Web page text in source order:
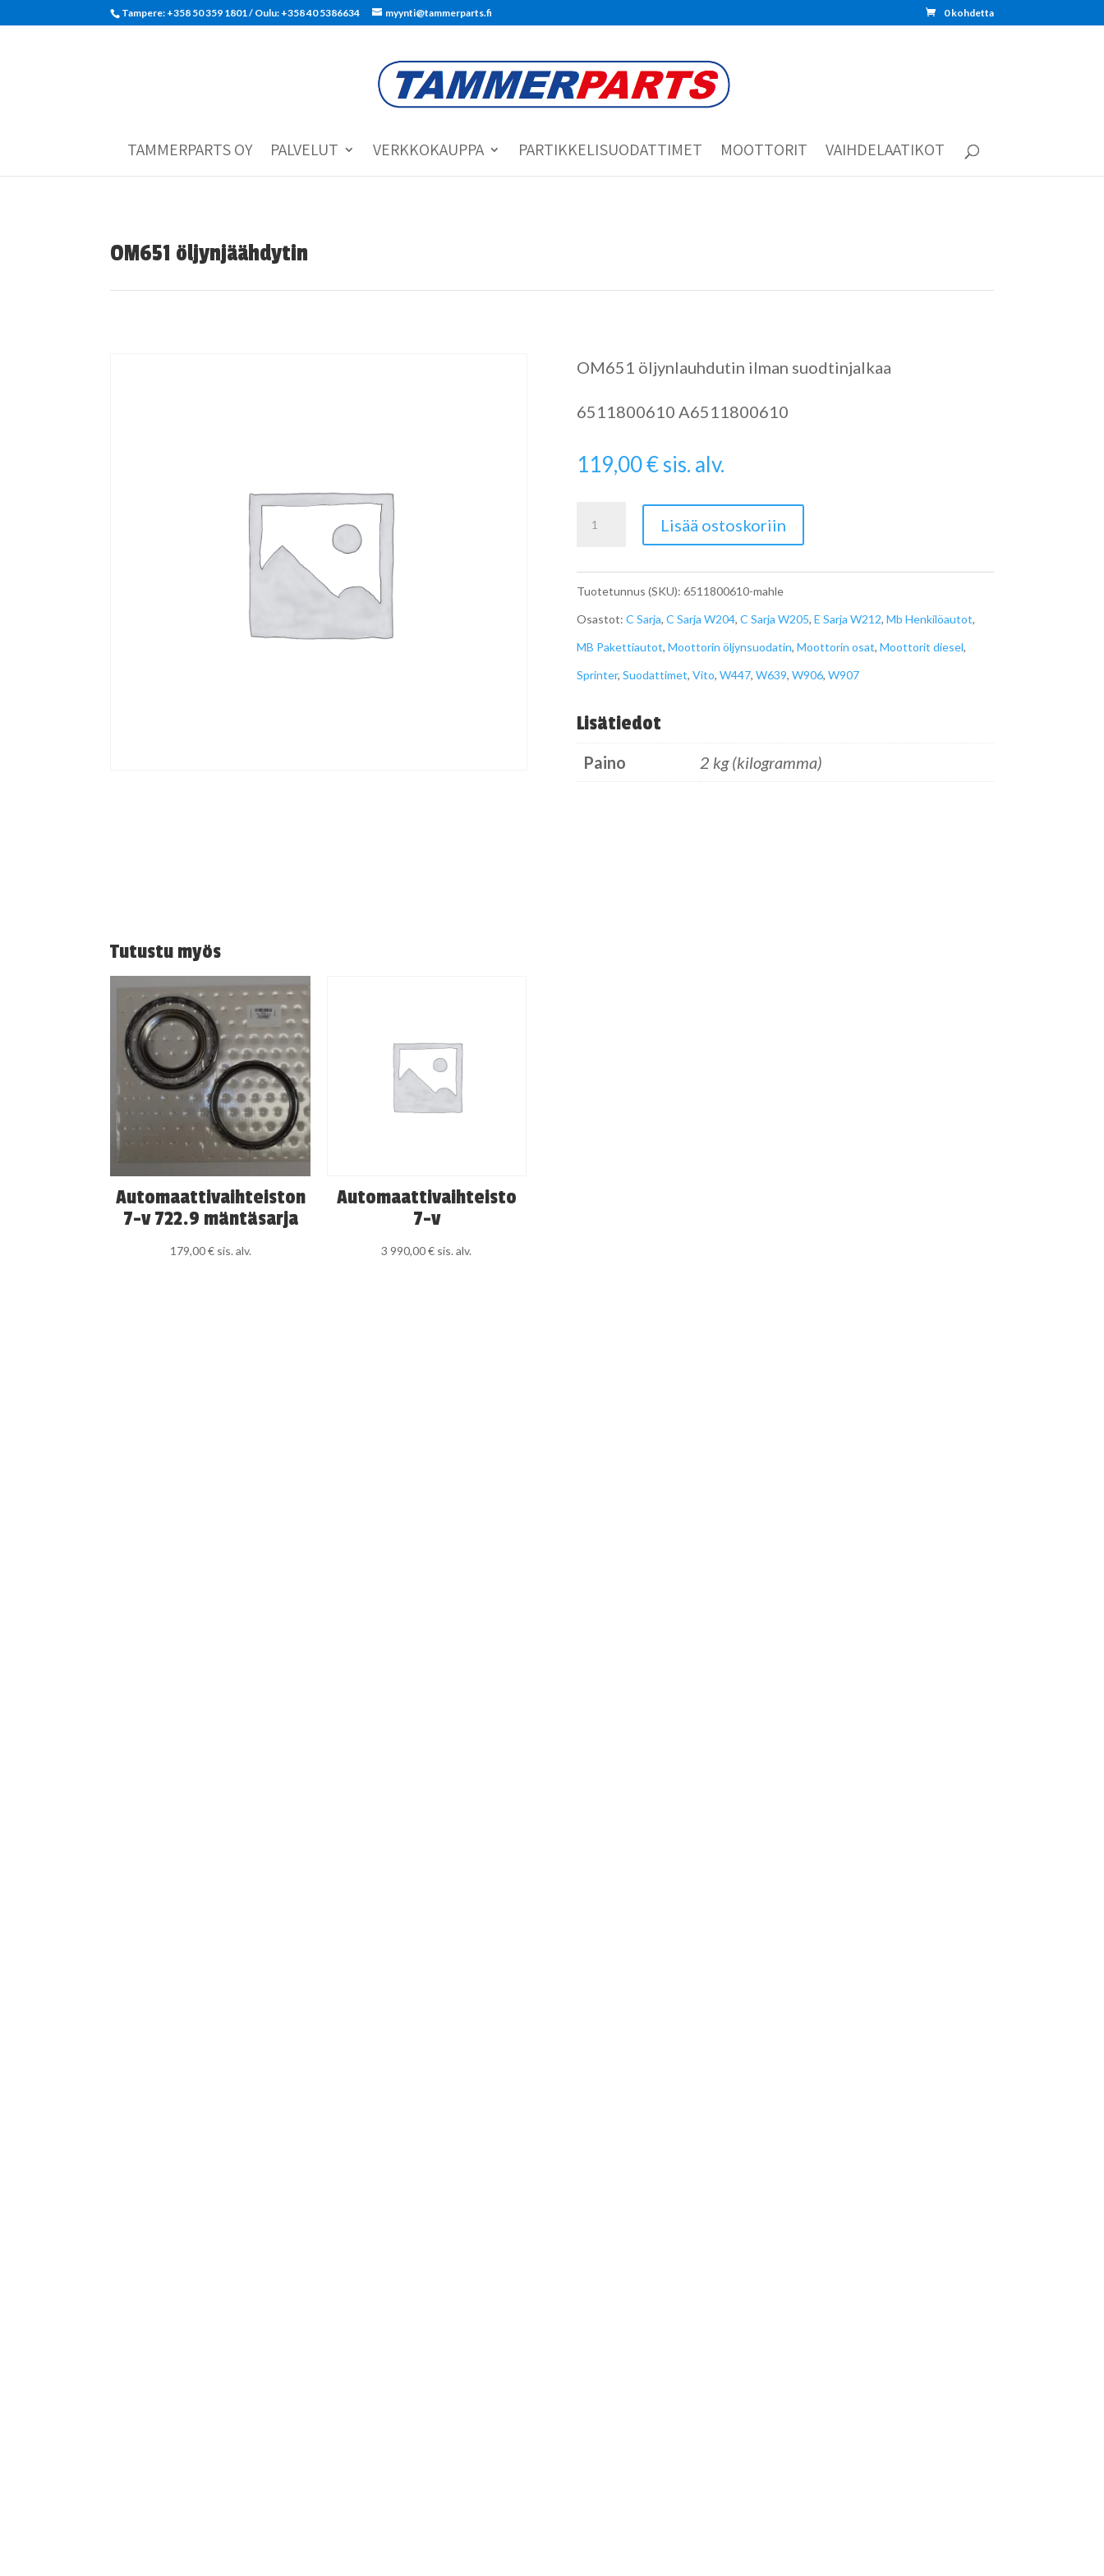
Tampere: +358 50 359 1801‬ / Oulu: +358 40 5386634 myynti@tammerparts.fi 0 kohdetta
TAMMERPARTS OY PALVELUT VERKKOKAUPPA PARTIKKELISUODATTIMET MOOTTORIT VAIHDELAATIKOT
OM651 öljynjäähdytin
OM651 öljynlauhdutin ilman suodtinjalkaa
6511800610 A6511800610
119,00€ sis. alv.
öljynjäähdytin
määrä
Lisää ostoskoriin
Tuotetunnus (SKU): 6511800610-mahle
Osastot: C Sarja, C Sarja W204, C Sarja W205, E Sarja W212, Mb Henkilöautot,
MB Pakettiautot, Moottorin öljynsuodatin, Moottorin osat, Moottorit diesel,
Sprinter, Suodattimet, Vito, W447, W639, W906, W907
Lisätiedot
Paino 2 kg (kilogramma)
Tutustu myös
Automaattivaihteiston
7-v 722.9 mäntäsarja
179,00€ sis. alv.
Automaattivaihteisto
7-v
3 990,00€ sis. alv.